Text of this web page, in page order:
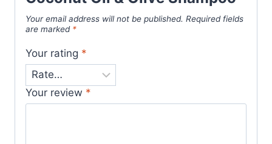
Your email address will not be published. Required fields
are marked *
Your rating *
Your review *